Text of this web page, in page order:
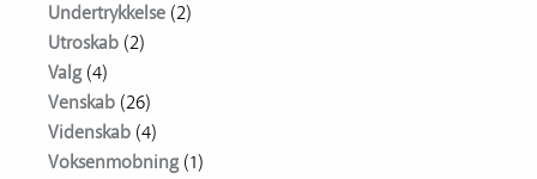
Undertrykkelse (2)
Utroskab (2)
Valg(4)
Venskab (26)
Videnskab (4)
Voksenmobning(1)